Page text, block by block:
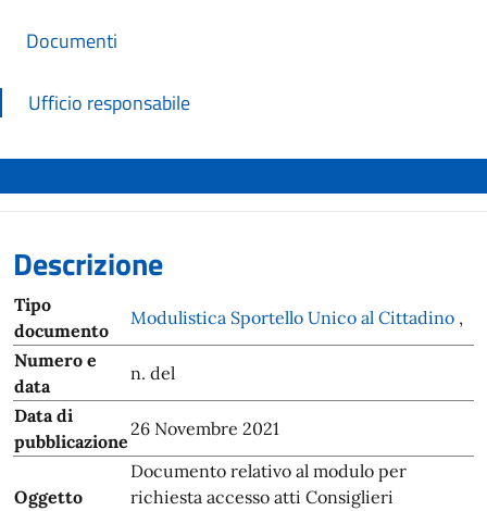
Documenti
Ufficio responsabile
Descrizione
Tipo
documento
Modulistica Sportello Unico al Cittadino ,
Numero e
data
n. del
Data di
pubblicazione
26 Novembre 2021
Oggetto
Documento relativo al modulo per
richiesta accesso atti Consiglieri